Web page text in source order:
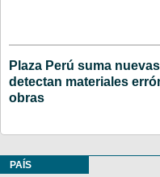
Plaza Perú suma
detectan materiales
obras
PAÍS